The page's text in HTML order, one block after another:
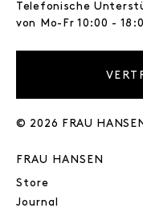
Telefonische
von Mo-Fr 10:00 -
© 2026 FRAU
FRAU HANSEN
Store
Journal